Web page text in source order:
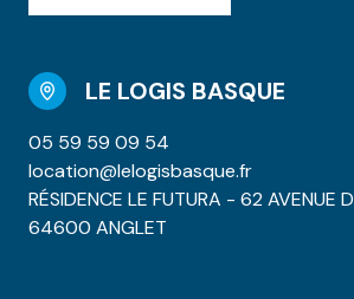
LE LOGIS BASQUE
05 59 59 09 54
location@lelogisbasque.fr
RÉSIDENCE LE FUTURA - 62 AVENUE
64600 ANGLET